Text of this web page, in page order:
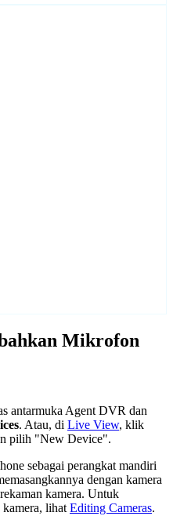
Mikrofon
antarmuka Agent DVR dan
. Atau, di Live View, klik
pilih "New Device".
sebagai perangkat mandiri
dengan kamera
kamera. Untuk
kamera, lihat Editing Cameras.